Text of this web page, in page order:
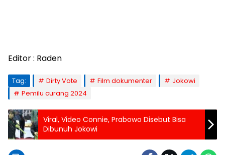
Editor : Raden
Tag: Dirty Vote Film dokumenter
Jokowi
Pemilu curang 2024
Viral, Video Connie, Prabowo Disebut Bisa
Dibunuh Jokowi